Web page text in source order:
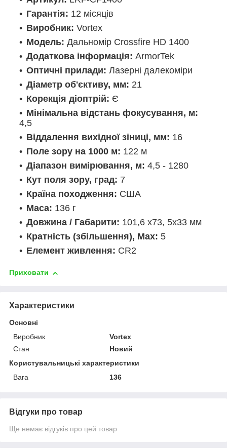
Гарантія: 12 місяців
Виробник: Vortex
Модель: Дальномір Crossfire HD 1400
Додаткова інформація: ArmorTek
Оптичні прилади: Лазерні далекоміри
Діаметр об'єктиву, мм: 21
Корекція діоптрій: Є
Мінімальна відстань фокусування, м:
4,5
Віддалення вихідної зіниці, мм: 16
Поле зору на 1000 м: 122 м
Діапазон вимірювання, м: 4,5 - 1280
Кут поля зору, град: 7
Країна походження: США
Маса: 136 г
Довжина / Габарити: 101,6 х73, 5х33 мм
Кратність (збільшення), Max: 5
Елемент живлення: CR2
Приховати
Характеристики
Основні
Виробник
Vortex
Стан
Новий
Користувальницькі характеристики
Вага
136
Відгуки про товар
Ще немає відгуків про цей товар